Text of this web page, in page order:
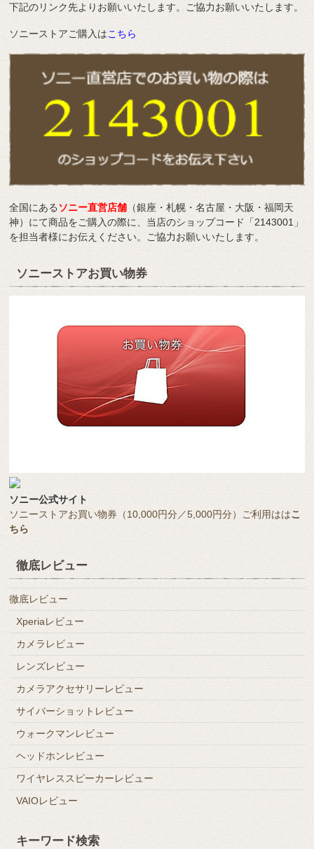
下記のリンク先よりお願いいたします。ご協力お願いいたします。
ソニーストアご購入はこちら
全国にあるソニー直営店舗 （銀座・札幌・名古屋・大阪・福岡天
神）にて商品をご購入の際に、当店のショップコード「2143001」
を担当者様にお伝えください。ご協力お願いいたします。
ソニーストアお買い物券
ソニー公式サイト
ソニーストアお買い物券（10,000円分／5,000円分）ご利用ははこ
ちら
徹底レビュー
徹底レビュー
Xperiaレビュー
カメラレビュー
レンズレビュー
カメラアクセサリーレビュー
サイバーショットレビュー
ウォークマンレビュー
ヘッドホンレビュー
ワイヤレススピーカーレビュー
VAIOレビュー
キーワード検索